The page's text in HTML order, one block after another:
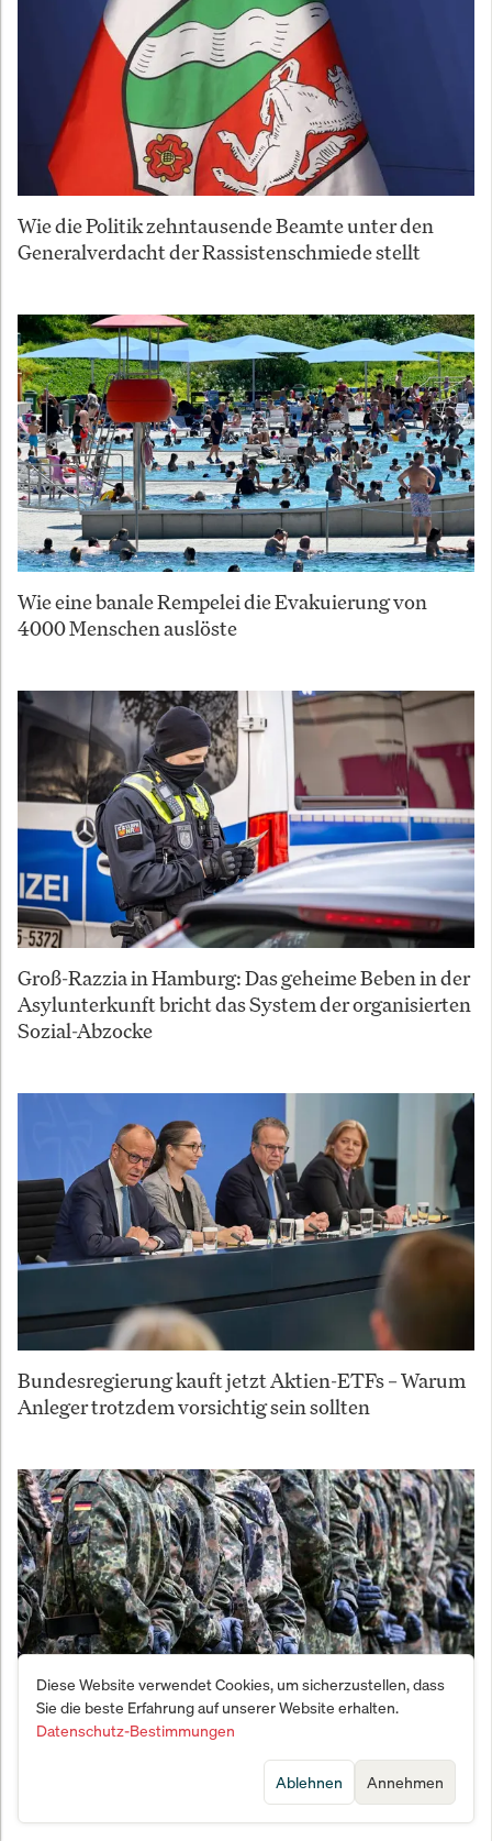
Wie die Politik zehntausende Beamte unter den
Generalverdacht der Rassistenschmiede stellt
Wie eine banale Rempelei die Evakuierung von
4000 Menschen auslöste
Groß-Razzia in Hamburg: Das geheime Beben in der
Asylunterkunft bricht das System der organisierten
Sozial-Abzocke
Bundesregierung kauft jetzt Aktien-ETFs – Warum
Anleger trotzdem vorsichtig sein sollten
Vernichtungsschlag gegen den Fachkräftemangel:
Bundeswehr meldet Bewerber-Beben
Diese Website verwendet Cookies, um sicherzustellen, dass
Sie die beste Erfahrung auf unserer Website erhalten.
Datenschutz-Bestimmungen
Annehmen
Ablehnen